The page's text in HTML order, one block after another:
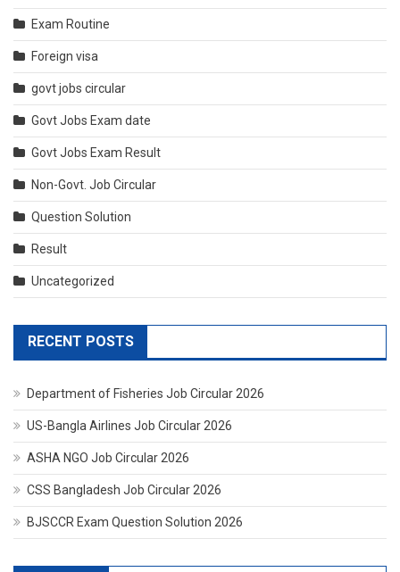
Exam Routine
Foreign visa
govt jobs circular
Govt Jobs Exam date
Govt Jobs Exam Result
Non-Govt. Job Circular
Question Solution
Result
Uncategorized
RECENT POSTS
Department of Fisheries Job Circular 2026
US-Bangla Airlines Job Circular 2026
ASHA NGO Job Circular 2026
CSS Bangladesh Job Circular 2026
BJSCCR Exam Question Solution 2026